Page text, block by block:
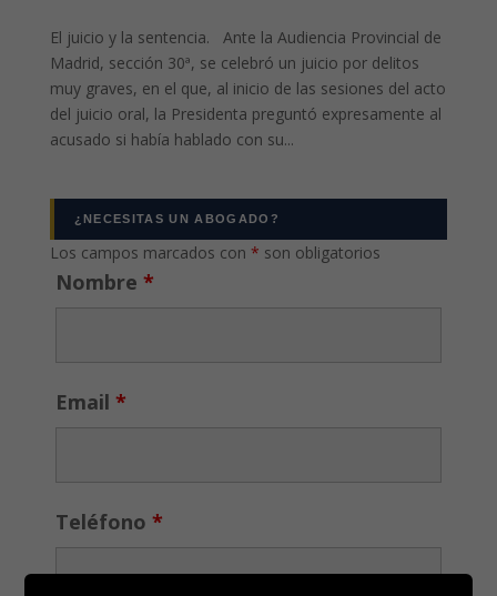
El juicio y la sentencia. Ante la Audiencia Provincial de
Madrid, sección 30ª, se celebró un juicio por delitos
muy graves, en el que, al inicio de las sesiones del acto
del juicio oral, la Presidenta preguntó expresamente al
acusado si había hablado con su...
¿NECESITAS UN ABOGADO?
Los campos marcados con * son obligatorios
Nombre *
Email *
Teléfono *